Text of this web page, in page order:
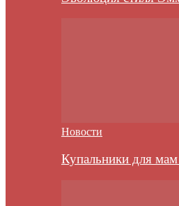
Новости
Купальники для